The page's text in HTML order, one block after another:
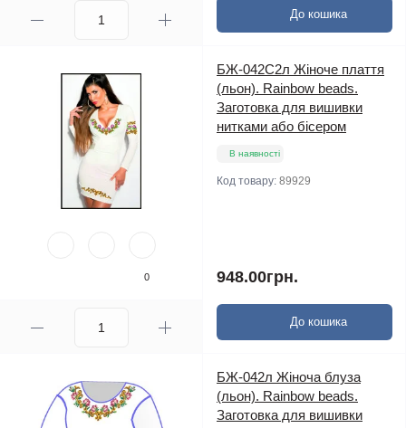
До кошика
0
БЖ-042С2л Жіноче плаття
(льон). Rainbow beads.
Заготовка для вишивки
нитками або бісером
В наявності
Код товару: 89929
948.00грн.
До кошика
БЖ-042л Жіноча блуза
(льон). Rainbow beads.
Заготовка для вишивки